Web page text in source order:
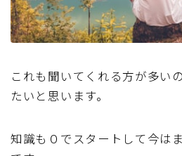
これも聞いてくれる方が多い
たいと思います。
知識も０でスタートして今は